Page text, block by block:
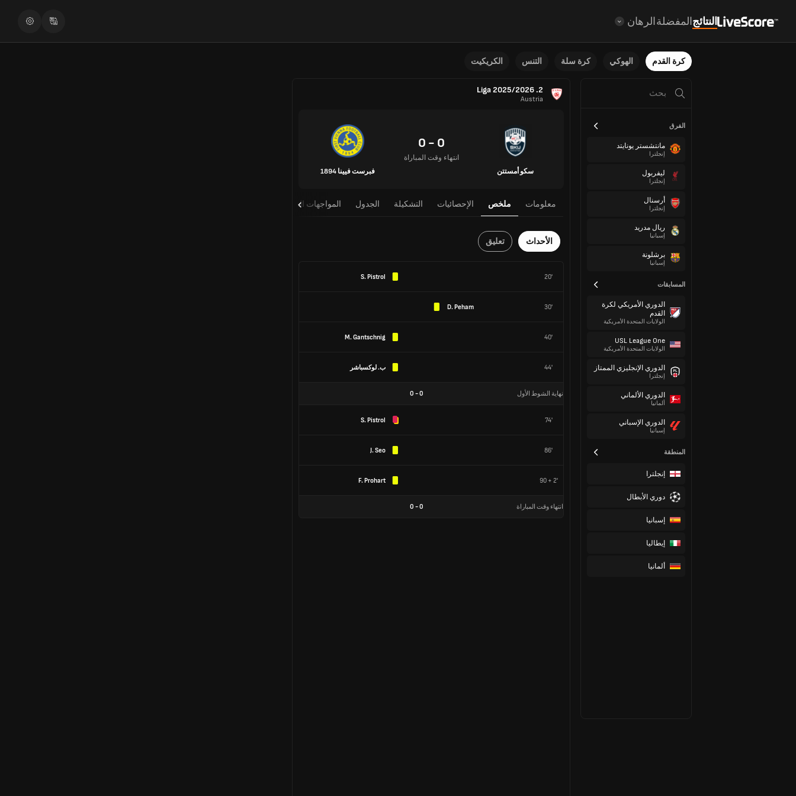
النتائجالمفضلةالرهان
كرة القدم الهوكي كرة سلة التنس الكريكيت
الفرق
مانتشستر يونايتد
إنجلترا
ليفربول
إنجلترا
أرسنال
إنجلترا
ريال مدريد
إسبانيا
برشلونة
إسبانيا
المسابقات
الدوري الأمريكي لكرة
القدم
الولايات المتحدة الأمريكية
USL League One
الولايات المتحدة الأمريكية
الدوري الإنجليزي الممتاز
إنجلترا
الدوري الألماني
ألمانيا
الدوري الإسباني
إسبانيا
المنطقة
إنجلترا
دوري الأبطال
إسبانيا
إيطاليا
ألمانيا
2. Liga 2025/2026
Austria
سكو أمستتن
0 - 0
انتهاء وقت المباراة
فبرست فيينا 1894
معلومات ملخص الإحصائيات التشكيلة الجدول المواجهات المباشرة
الأحداث تعليق
20'
S. Pistrol
30'
D. Peham
40'
M. Gantschnig
44' ب. لوكسباشر
نهاية الشوط الأول 0
-
0
74'
S. Pistrol
86'
J. Seo
90 + 2'
F. Prohart
انتهاء وقت المباراة 0
-
0